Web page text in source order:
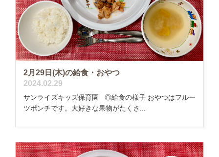
2月29日(木)の給食・おやつ
2024.02.29
サンライズキッズ保育園 ◎給食の様子 おやつはフルー
ツポンチです。大好きな果物がたくさ...